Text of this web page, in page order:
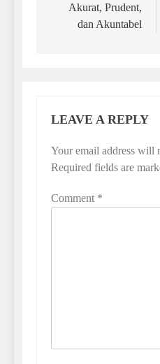
Akurat, Prudent,
dan Akuntabel
LEAVE A REPLY
Your email address will
Required fields are
Comment *